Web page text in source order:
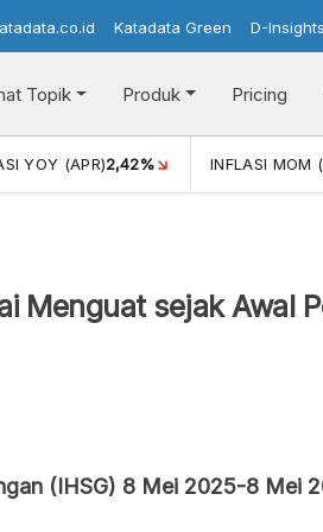
Katadata Green D-Insights
Topik Produk Pricing
YOY (APR)2,42% INFLASI MOM
Menguat sejak Awal
(IHSG) 8 Mei 2025-8 Mei